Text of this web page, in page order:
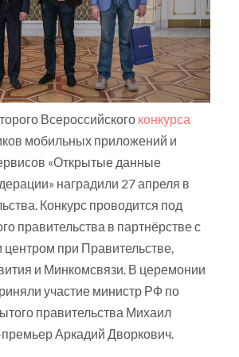
Всероссийского конкурса
мобильных приложений и
«Открытые данные
наградили 27 апреля в
Конкурс проводится под
правительства в партнёрстве с
при Правительстве,
и Минкомсвязи. В церемонии
участие министр РФ по
правительства Михаил
Аркадий Дворкович.